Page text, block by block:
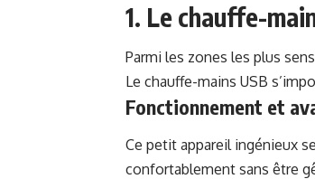
1. Le chauffe-
Parmi les zones les plus
Le chauffe-mains USB
Fonctionnement et
Ce petit appareil ingénieux
confortablement sans être